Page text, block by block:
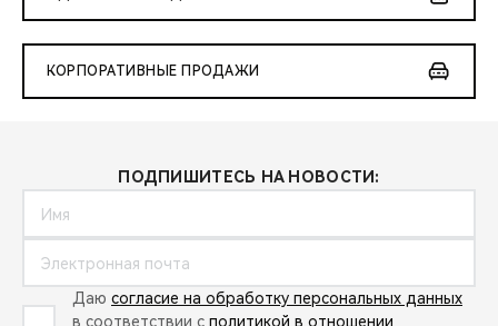
КОРПОРАТИВНЫЕ ПРОДАЖИ
ПОДПИШИТЕСЬ НА НОВОСТИ:
Даю согласие на обработку персональных данных
в соответствии с политикой в отношении